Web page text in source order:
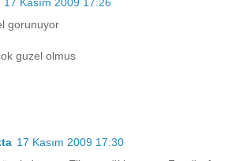
gorunuyor
guzel olmus
17 Kasım 2009 17:30